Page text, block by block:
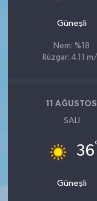
Güneşli
Nem: %18
Rüzgar: 4.11
11 AĞUSTOS
SALI
36
Güneşli